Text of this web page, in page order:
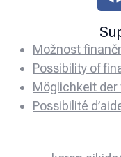
Možnost
Possibility of
Möglichkeit
Possibilité